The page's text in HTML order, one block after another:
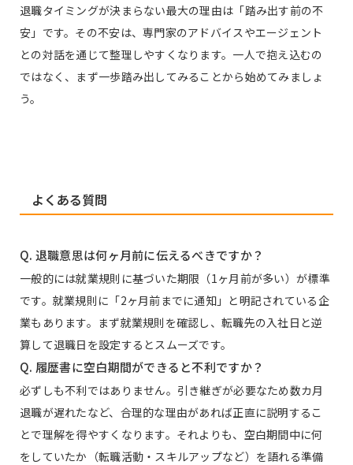
退職タイミングが決まらない最大の理由は「踏み出す前の不
安」です。その不安は、専門家のアドバイスやエージェント
との対話を通じて整理しやすくなります。一人で抱え込むの
ではなく、まず一歩踏み出してみることから始めてみましょ
う。
よくある質問
Q. 退職意思は何ヶ月前に伝えるべきですか？
一般的には就業規則に基づいた期限（1ヶ月前が多い）が標準
です。就業規則に「2ヶ月前までに通知」と明記されている企
業もあります。まず就業規則を確認し、転職先の入社日と逆
算して退職日を設定するとスムーズです。
Q. 履歴書に空白期間ができると不利ですか？
必ずしも不利ではありません。引き継ぎが必要なため数カ月
退職が遅れたなど、合理的な理由があれば正直に説明するこ
とで理解を得やすくなります。それよりも、空白期間中に何
をしていたか（転職活動・スキルアップなど）を語れる準備